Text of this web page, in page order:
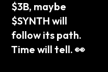
$3B, maybe
$SYNTH will
follow its path.
Time will tell. 👀